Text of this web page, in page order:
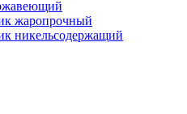
жаропрочный
никельсодержащий